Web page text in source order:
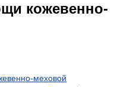
кожевенно-
-меховой